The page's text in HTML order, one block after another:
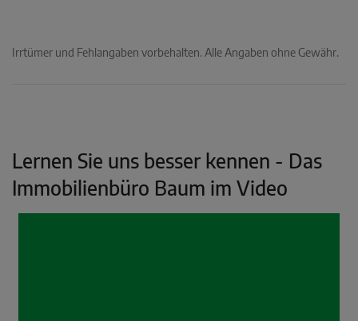
Irrtümer und Fehlangaben vorbehalten. Alle Angaben ohne Gewähr.
Lernen Sie uns besser kennen - Das
Immobilienbüro Baum im Video